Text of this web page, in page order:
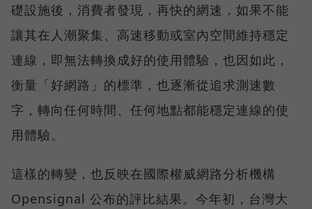
礎設施後，消費者發現，再快的網速，如果不能
讓其在人潮聚集、高速移動或室內空間維持穩定
連線，即無法轉換成好的使用體驗，也因如此，
衡量「好網路」的標準，也逐漸從追求測速數
字，轉向任何時間、任何地點都能穩定連線的使
用體驗。
這樣的轉變，也反映在國際權威網路分析機構
Opensignal 公布的評比結果。今年初，台灣大